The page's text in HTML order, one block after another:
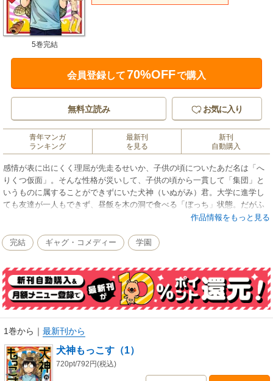
5巻完結
会員登録して70%OFFで購入
無料立読み お気に入り
青年マンガ
ランキング
最新刊
を見る
新刊
自動購入
感情が表に出にくく理屈が先走るせいか、子供の頃についたあだ名は「へ
りくつ仮面」。そんな性格が災いして、子供の頃から一貫して「集団」と
いうものに属することができずにいた犬神（いぬがみ）君。大学に進学し
ても友達が一人もできず、昼飯を木の洞で食べる「ぼっち」状態。だがふ
としたことから、演劇研究会、略して“劇研”に入ることになり、初めての仲
作品情報をもっと見る
完結 ギャグ・コメディー 学園
1巻から ｜ 最新刊から
犬神もっこす（1）
720pt/792円(税込)